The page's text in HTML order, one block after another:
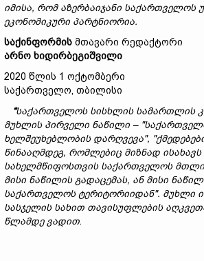
იმისა, რომ აზერბაიჯანი საქართველოს უ
ეკონომიკური პარტნიორია.
საქინფორმის მთავარი რედაქტორი
არნო ხიდირბეგიშვილი
2020 წლის 1 ოქტომბერი
საქართველო, თბილისი
*საქართველოს სისხლის სამართლის
მუხლის პირველი ნაწილი – "
ხელშეუხებლობის დარღვევა", "
წინააღმდეგ, რომლებიც მიზნად ისახავს
სახელმწიფოსთვის საქართველოს
მისი ნაწილის გადაცემას, ან მისი
საქართველოს ტერიტორიიდან". მუხლი
სასჯელის სახით თავისუფლების
წლამდე ვადით.